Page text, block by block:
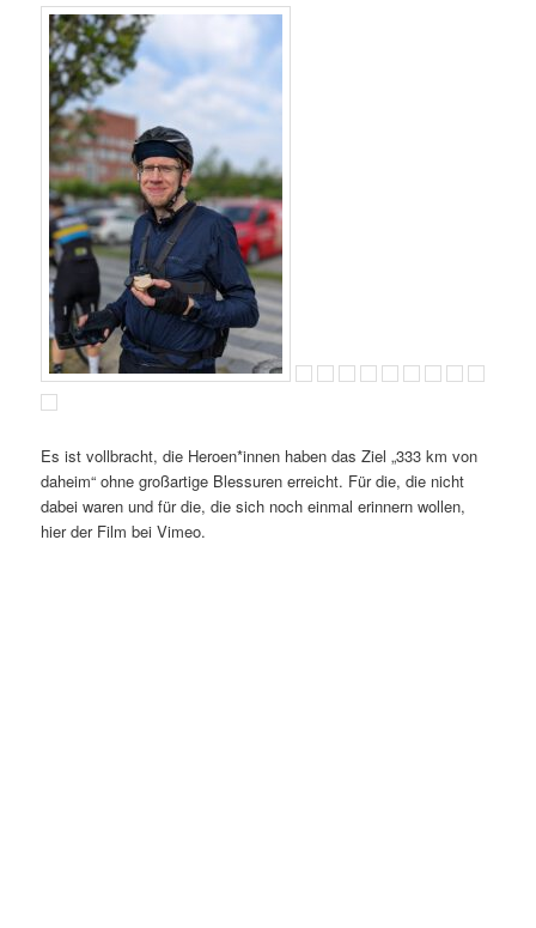
Es ist vollbracht, die Heroen*innen haben das Ziel „333 km von
daheim“ ohne großartige Blessuren erreicht. Für die, die nicht
dabei waren und für die, die sich noch einmal erinnern wollen,
hier der Film bei Vimeo.